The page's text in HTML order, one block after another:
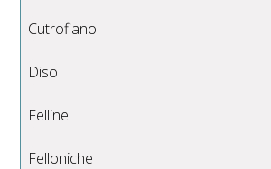
Cutrofiano
Diso
Felline
Felloniche